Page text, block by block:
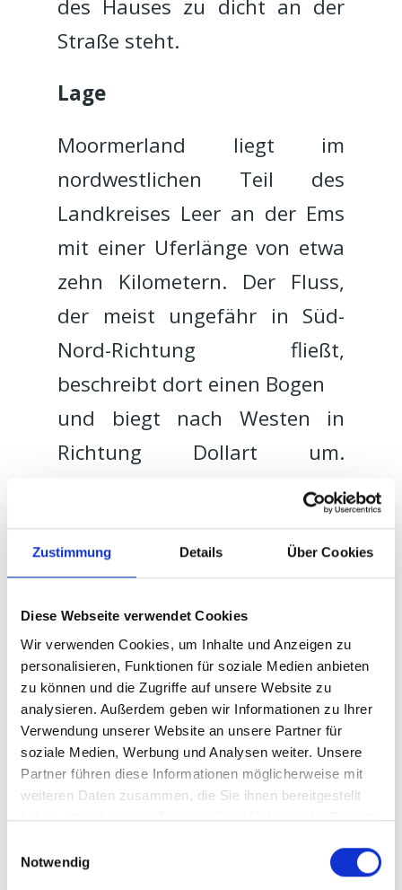
Zustimmung Details Über Cookies
Diese Webseite verwendet Cookies
Wir verwenden Cookies, um Inhalte und Anzeigen zu
personalisieren, Funktionen für soziale Medien anbieten
zu können und die Zugriffe auf unsere Website zu
analysieren. Außerdem geben wir Informationen zu Ihrer
Verwendung unserer Website an unsere Partner für
soziale Medien, Werbung und Analysen weiter. Unsere
Partner führen diese Informationen möglicherweise mit
weiteren Daten zusammen, die Sie ihnen bereitgestellt
haben oder die sie im Rahmen Ihrer Nutzung der Dienste
Notwendig
des Hauses zu dicht an der
Straße steht.
Lage
Moormerland liegt im
nordwestlichen Teil des
Landkreises Leer an der Ems
mit einer Uferlänge von etwa
zehn Kilometern. Der Fluss,
der meist ungefähr in Süd-
Nord-Richtung fließt,
beschreibt dort einen Bogen
und biegt nach Westen in
Richtung Dollart um.
Moormerland liegt innerhalb
des Städtedreiecks Emden–
Aurich–Leer und wird damit
ostfriesischen Städten
„eingerahmt“. An zwei dieser
Städte, Emden und Leer,
grenzt die Gemeinde
unmittelbar an. Nahe
gelegene Großstädte sind
Oldenburg (zirka 54 Kilometer
ostsüdöstlich) und Groningen